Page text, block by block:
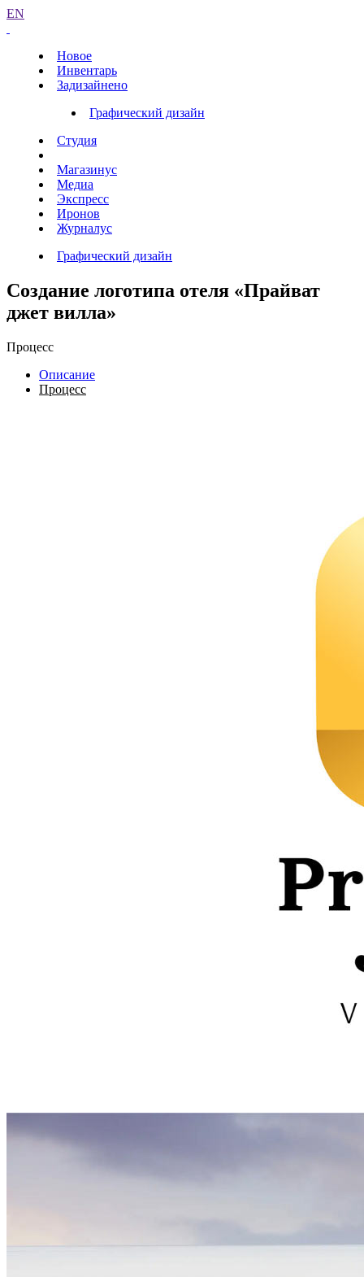
EN
Новое
Инвентарь
Задизайнено
Графический дизайн
Студия
Магазинус
Медиа
Экспресс
Иронов
Журналус
Графический дизайн
Создание логотипа отеля «Прайват
джет вилла»
Процесс
Описание
Процесс